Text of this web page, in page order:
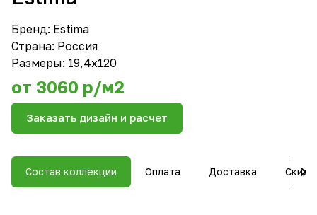
Бренд: Estima
Страна: Россия
Размеры: 19,4х120
от 3060 р/м2
Заказать дизайн и расчет
Состав коллекции Оплата Доставка